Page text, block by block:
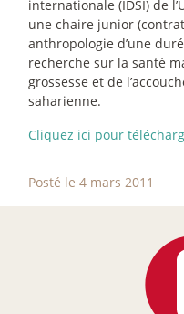
internationale (IDSI) de
une chaire junior
anthropologie d’une
recherche sur la santé
grossesse et de
saharienne.
Cliquez ici pour
Posté le 4 mars 2011